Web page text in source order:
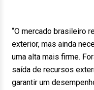
“O mercado brasileiro
exterior, mas ainda
uma alta mais firme.
saída de recursos
garantir um